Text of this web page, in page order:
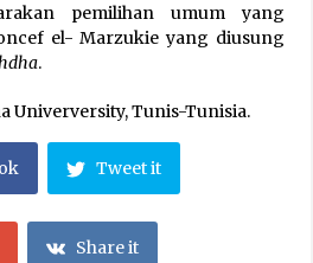
pemilihan umum yang
el- Marzukie yang diusung
.
Univerversity, Tunis-Tunisia.
Tweet it
Share it